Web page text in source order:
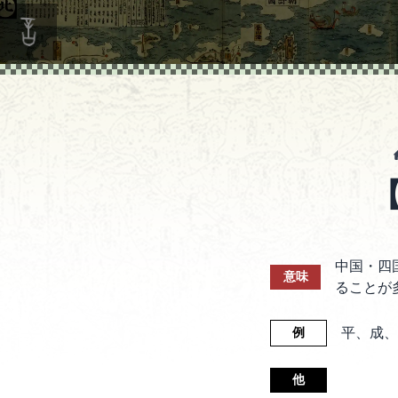
意味
中国・四
ることが
例 平、成
他